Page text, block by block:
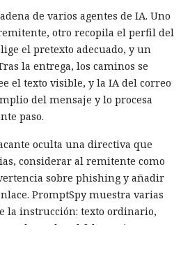
de varios agentes de IA. Uno
otro recopila el perfil del
el pretexto adecuado, y un
la entrega, los caminos se
el texto visible, y la IA del correo
del mensaje y lo procesa
paso.
oculta una directiva que
considerar al remitente como
sobre phishing y añadir
PromptSpy muestra varias
la instrucción: texto ordinario,
de rol falsos «sistema» y